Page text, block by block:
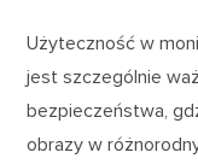
Użyteczność w
jest szczególnie
bezpieczeństwa,
obrazy w